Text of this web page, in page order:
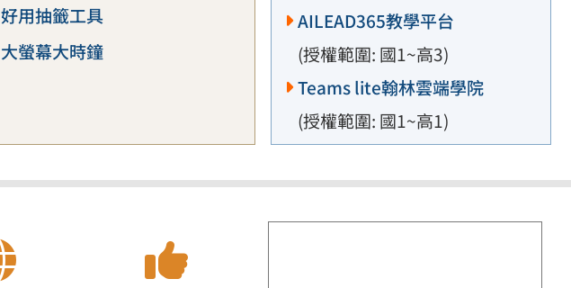
好用抽籤工具
大螢幕大時鐘
AILEAD365教學平台
(授權範圍: 國1~高3)
Teams lite翰林雲端學院
(授權範圍: 國1~高1)